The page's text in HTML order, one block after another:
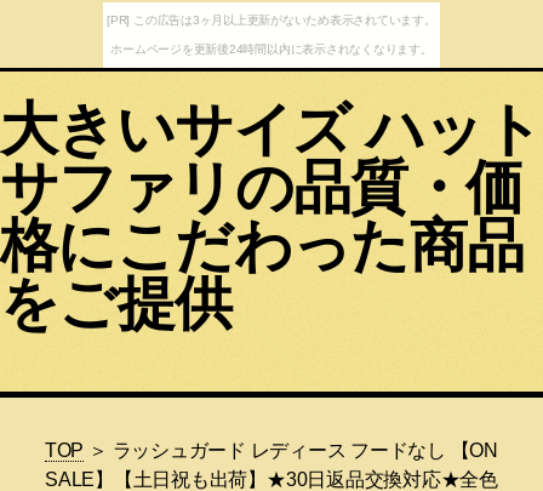
[PR] この広告は3ヶ月以上更新がないため表示されています。
ホームページを更新後24時間以内に表示されなくなります。
大きいサイズ ハット
サファリの品質・価
格にこだわった商品
をご提供
TOP ＞ ラッシュガード レディース フードなし 【ON
SALE】【土日祝も出荷】★30日返品交換対応★全色